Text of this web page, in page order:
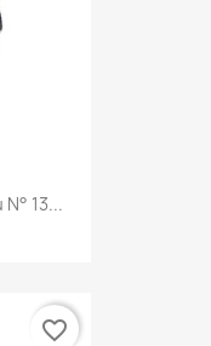
13...
favorite_border